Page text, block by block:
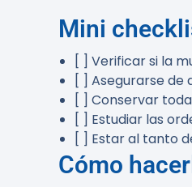
Mini
[ ] Verificar si la
[ ] Asegurarse de
[ ] Conservar
[ ] Estudiar las
[ ] Estar al tanto
Cómo